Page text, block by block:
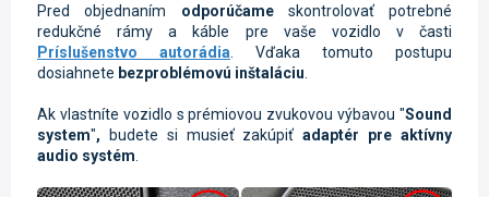
Pred objednaním odporúčameskontrolovať potrebné
redukčné rámy a káble pre vaše vozidlo v časti
Príslušenstvo autorádia. Vďaka tomuto postupu
dosiahnete bezproblémovú inštaláciu.
Ak vlastníte vozidlo s prémiovou zvukovou výbavou "Sound
system", budete si musieť zakúpiťadaptér pre aktívny
audio systém.